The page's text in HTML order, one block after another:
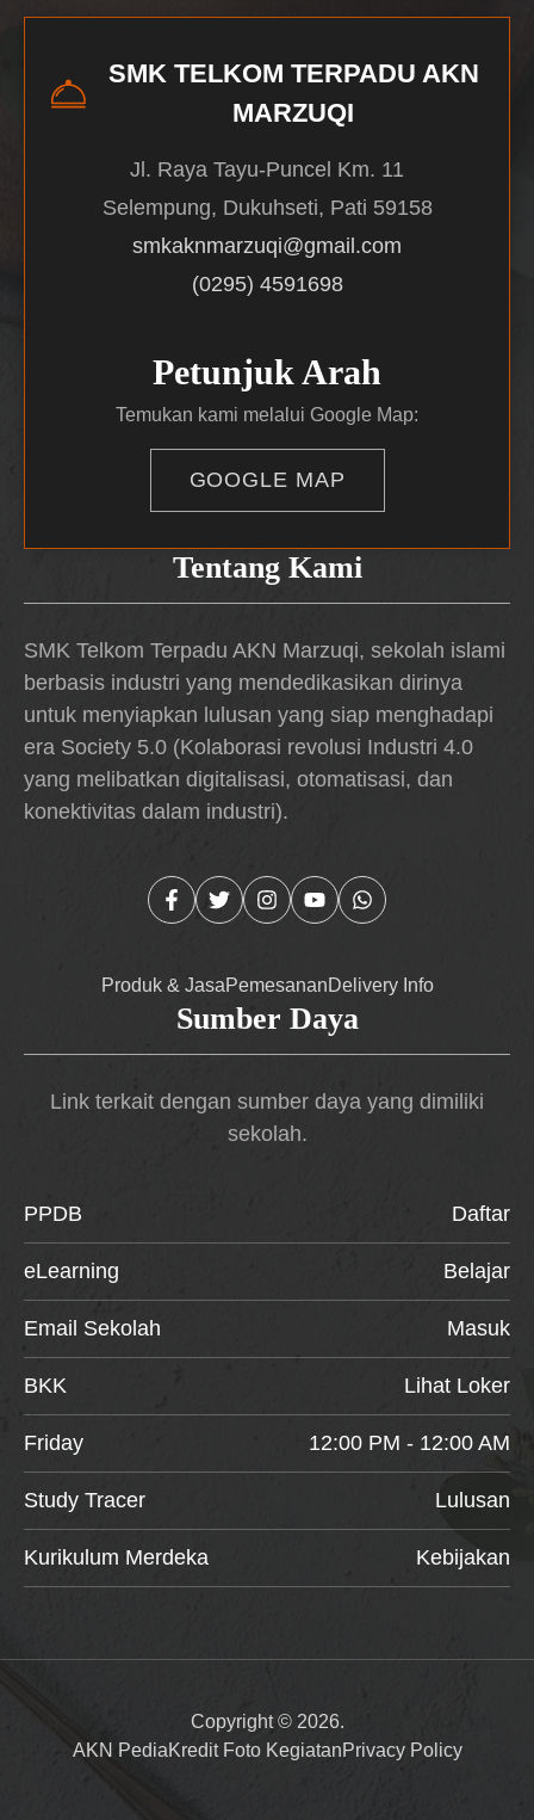
Tentang Kami
SMK Telkom Terpadu AKN Marzuqi, sekolah islami
berbasis industri yang mendedikasikan dirinya
untuk menyiapkan lulusan yang siap menghadapi
era Society 5.0 (Kolaborasi revolusi Industri 4.0
yang melibatkan digitalisasi, otomatisasi, dan
konektivitas dalam industri).
Produk & JasaPemesananDelivery Info
SMK TELKOM TERPADU AKN
MARZUQI
Jl. Raya Tayu-Puncel Km. 11
Selempung, Dukuhseti, Pati 59158
smkaknmarzuqi@gmail.com
(0295) 4591698
Petunjuk Arah
Temukan kami melalui Google Map:
GOOGLE MAP
Sumber Daya
Link terkait dengan sumber daya yang dimiliki
sekolah.
PPDB Daftar
eLearning Belajar
Email Sekolah Masuk
BKK Lihat Loker
Friday 12:00 PM - 12:00 AM
Study Tracer Lulusan
Kurikulum Merdeka Kebijakan
Copyright © 2026.
AKN PediaKredit Foto KegiatanPrivacy Policy